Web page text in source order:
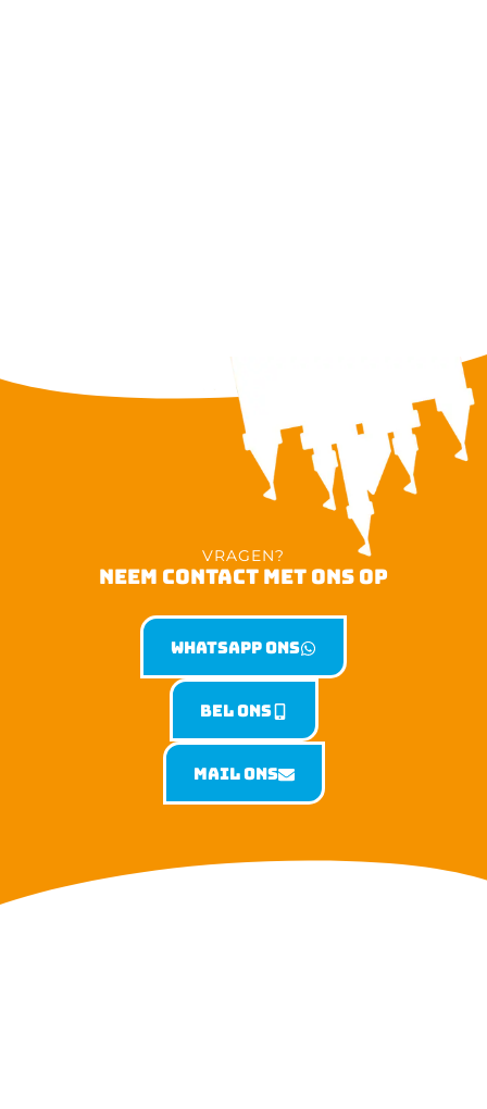
VRAGEN?
NEEM CONTACT MET ONS OP
Whatsapp ons
Bel ons
Mail ons